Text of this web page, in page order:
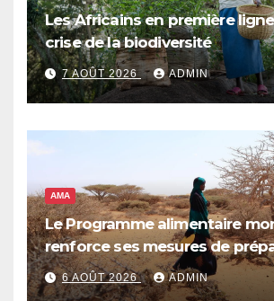
Les Africains en première
crise de la biodiversité
7 AOÛT 2026 ADMIN
AMA
Le Programme alimentaire
renforce ses mesures de
de réponse face à la menace
qui pourrait plonger des
6 AOÛT 2026 ADMIN